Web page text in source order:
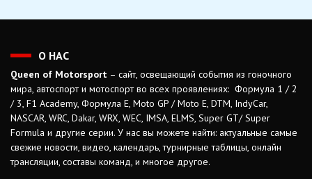
О НАС
Queen of Motorsport – сайт, освещающий события из гоночного
мира, автоспорт и мотоспорт во всех проявлениях: Формула 1 / 2
/ 3, F1 Academy, Формула Е, Moto GP / Moto E, DTM, IndyCar,
NASCAR, WRC, Dakar, WRX, WEC, IMSA, ELMS, Super GT/ Super
Formula и другие серии. У нас вы можете найти: актуальные самые
свежие новости, видео, календарь, турнирные таблицы, онлайн
трансляции, составы команд, и многое другое.